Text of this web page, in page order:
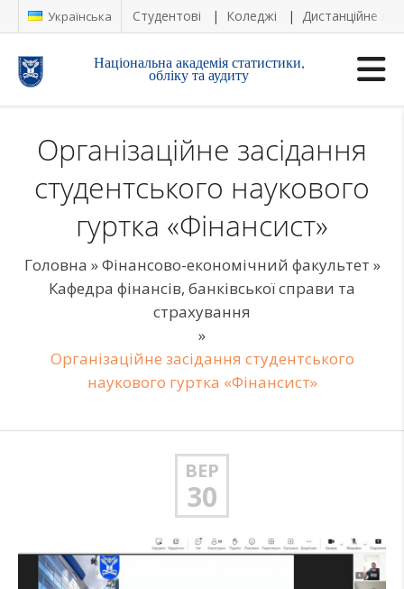
Українська Студентові Коледжі Дистанційне
Національна академія статистики,
обліку та аудиту
Організаційне засідання
студентського наукового
гуртка «Фінансист»
Головна »Фінансово-економічний факультет »
Кафедра фінансів, банківської справи та
страхування
»
Організаційне засідання студентського
наукового гуртка «Фінансист»
ВЕР
30